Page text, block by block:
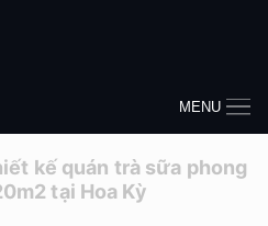
MENU
kế quán trà sữa phong
tại Hoa Kỳ